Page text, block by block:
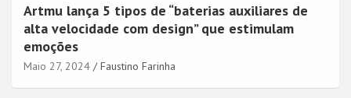
Artmu lança 5 tipos de “baterias auxiliares de
alta velocidade com design” que estimulam
emoções
Maio 27, 2024 Faustino Farinha